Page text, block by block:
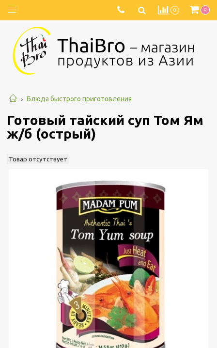
0 0
Блюда быстрого приготовления
Готовый тайский суп Том Ям
ж/б (острый)
Товар отсутствует